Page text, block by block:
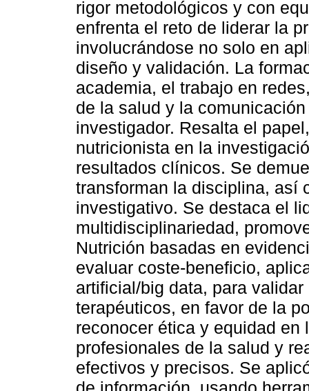
rigor metodológicos y con
enfrenta el reto de liderar la
involucrándose no solo en
diseño y validación. La
academia, el trabajo en
de la salud y la
investigador. Resalta el
nutricionista en la
resultados clínicos. Se
transforman la disciplina, así
investigativo. Se destaca el
multidisciplinariedad,
Nutrición basadas en
evaluar coste-beneficio,
artificial/big data, para
terapéuticos, en favor de la
reconocer ética y equidad en
profesionales de la salud y
efectivos y precisos. Se